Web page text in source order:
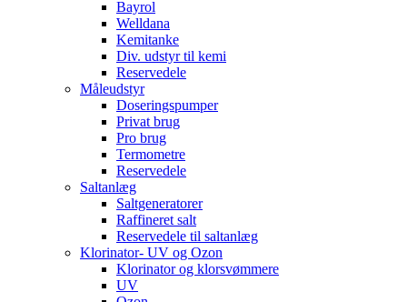
Bayrol
Welldana
Kemitanke
Div. udstyr til kemi
Reservedele
Måleudstyr
Doseringspumper
Privat brug
Pro brug
Termometre
Reservedele
Saltanlæg
Saltgeneratorer
Raffineret salt
Reservedele til saltanlæg
Klorinator- UV og Ozon
Klorinator og klorsvømmere
UV